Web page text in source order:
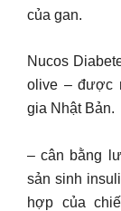
của gan.
Nucos
olive – được
gia Nhật Bản.
– cân bằng
sản sinh
hợp của